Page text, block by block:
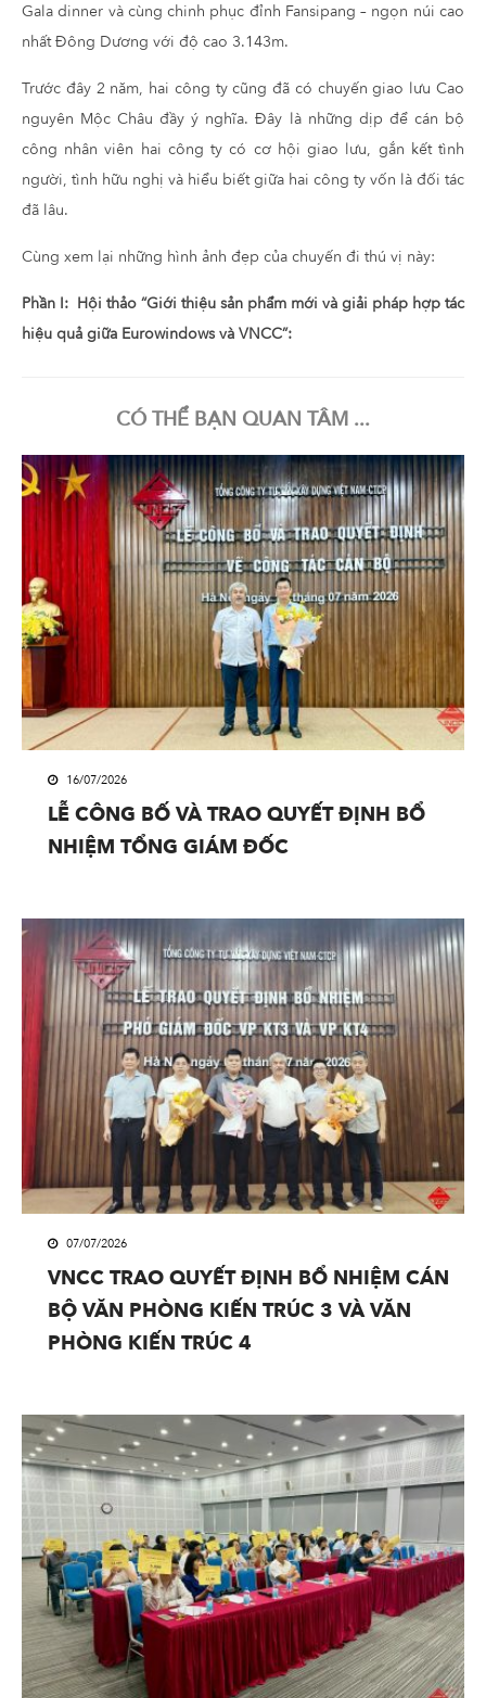
Gala dinner và cùng chinh phục đỉnh Fansipang – ngọn núi cao
nhất Đông Dương với độ cao 3.143m.
Trước đây 2 năm, hai công ty cũng đã có chuyến giao lưu Cao
nguyên Mộc Châu đầy ý nghĩa. Đây là những dịp để cán bộ
công nhân viên hai công ty có cơ hội giao lưu, gắn kết tình
người, tình hữu nghị và hiểu biết giữa hai công ty vốn là đối tác
đã lâu.
Cùng xem lại những hình ảnh đẹp của chuyến đi thú vị này:
Phần I: Hội thảo “Giới thiệu sản phẩm mới và giải pháp hợp tác
hiệu quả giữa Eurowindows và VNCC”:
CÓ THỂ BẠN QUAN TÂM ...
16/07/2026
LỄ CÔNG BỐ VÀ TRAO QUYẾT ĐỊNH BỔ
NHIỆM TỔNG GIÁM ĐỐC
07/07/2026
VNCC TRAO QUYẾT ĐỊNH BỔ NHIỆM CÁN
BỘ VĂN PHÒNG KIẾN TRÚC 3 VÀ VĂN
PHÒNG KIẾN TRÚC 4